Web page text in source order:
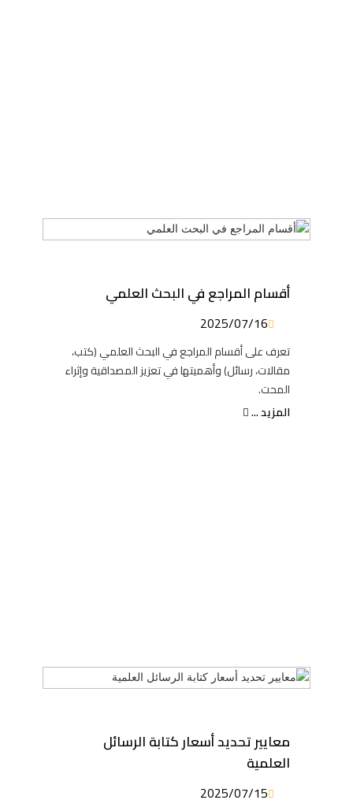
أقسام المراجع في البحث العلمي
2025/07/16
تعرف على أقسام المراجع في البحث العلمي (كتب،
مقالات، رسائل) وأهميتها في تعزيز المصداقية وإثراء
المحت.
المزيد ...
معايير تحديد أسعار كتابة الرسائل
العلمية
2025/07/15